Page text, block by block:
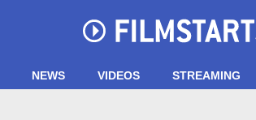
NEWS VIDEOS STREAMING